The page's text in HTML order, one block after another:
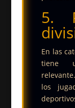
5.
En las
tiene
los